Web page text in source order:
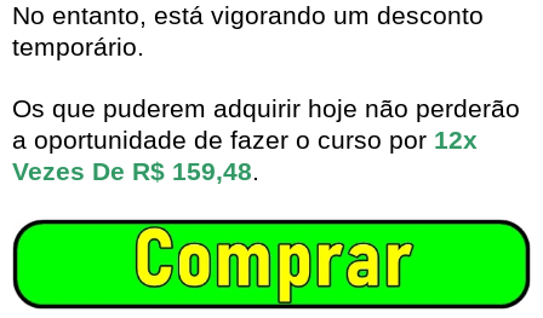
No entanto, está vigorando um desconto
temporário.
Os que puderem adquirir hoje não perderão
a oportunidade de fazer o curso por 12x
Vezes De R$ 159,48.